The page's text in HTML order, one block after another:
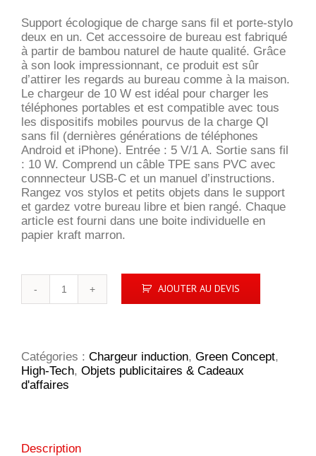
Support écologique de charge sans fil et porte-stylo
deux en un. Cet accessoire de bureau est fabriqué
à partir de bambou naturel de haute qualité. Grâce
à son look impressionnant, ce produit est sûr
d’attirer les regards au bureau comme à la maison.
Le chargeur de 10 W est idéal pour charger les
téléphones portables et est compatible avec tous
les dispositifs mobiles pourvus de la charge QI
sans fil (dernières générations de téléphones
Android et iPhone). Entrée : 5 V/1 A. Sortie sans fil
: 10 W. Comprend un câble TPE sans PVC avec
connnecteur USB-C et un manuel d’instructions.
Rangez vos stylos et petits objets dans le support
et gardez votre bureau libre et bien rangé. Chaque
article est fourni dans une boite individuelle en
papier kraft marron.
support
de
charge/porte-
AJOUTER AU DEVIS
Catégories : Chargeur induction, Green Concept,
High-Tech, Objets publicitaires & Cadeaux
d'affaires
Description